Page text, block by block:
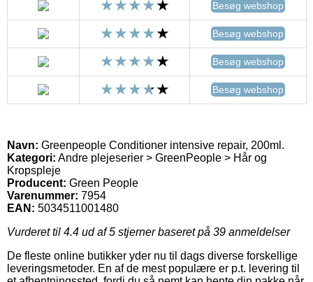
Besøg webshop
Besøg webshop
Besøg webshop
Besøg webshop
Navn: Greenpeople Conditioner intensive repair, 200ml.
Kategori: Andre plejeserier > GreenPeople > Hår og
Kropspleje
Producent: Green People
Varenummer: 7954
EAN: 5034511001480
Vurderet til 4.4 ud af 5 stjerner baseret på 39 anmeldelser
De fleste online butikker yder nu til dags diverse forskellige
leveringsmetoder. En af de mest populære er p.t. levering til